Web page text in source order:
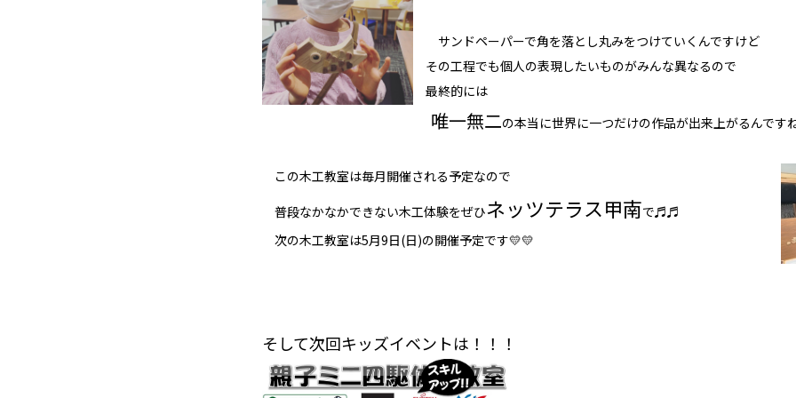
サンドペーパーで角を落とし丸みをつけていくんですけど
その工程でも個人の表現したいものがみんな異なるので
最終的には
唯一無二の本当に世界に一つだけの作品が出来上がるんです
この木工教室は毎月開催される予定なので
普段なかなかできない木工体験をぜひネッツテラス甲南で♬♬
次の木工教室は5月9日(日)の開催予定です💛💛
そして次回キッズイベントは！！！